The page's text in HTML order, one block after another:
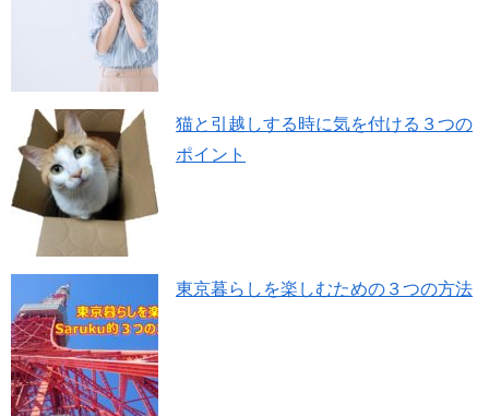
猫と引越しする時に気を付ける３つの
ポイント
東京暮らしを楽しむための３つの方法